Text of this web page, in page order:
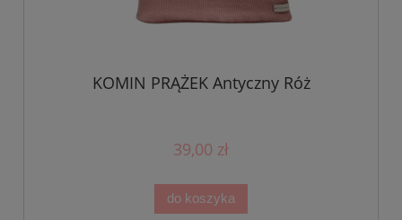
KOMIN PRĄŻEK Antyczny Róż
39,00 zł
do koszyka